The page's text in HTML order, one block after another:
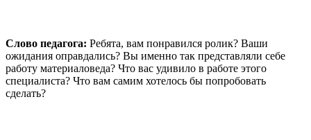
Слово педагога: Ребята, вам понравился ролик? Ваши
ожидания оправдались? Вы именно так представляли себе
работу материаловеда? Что вас удивило в работе этого
специалиста? Что вам самим хотелось бы попробовать
сделать?